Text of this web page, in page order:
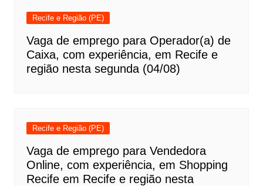
Recife e Região (PE)
Vaga de emprego para Operador(a) de
Caixa, com experiência, em Recife e
região nesta segunda (04/08)
Recife e Região (PE)
Vaga de emprego para Vendedora
Online, com experiência, em Shopping
Recife em Recife e região nesta